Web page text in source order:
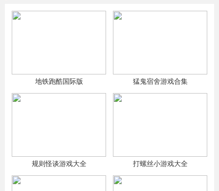
地铁跑酷国际版 猛鬼宿舍游戏合集
规则怪谈游戏大全 打螺丝小游戏大全